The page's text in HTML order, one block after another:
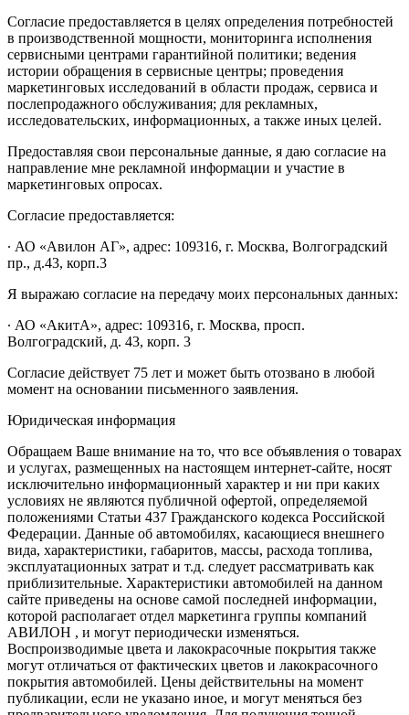
Согласие предоставляется в целях определения потребностей
в производственной мощности, мониторинга исполнения
сервисными центрами гарантийной политики; ведения
истории обращения в сервисные центры; проведения
маркетинговых исследований в области продаж, сервиса и
послепродажного обслуживания; для рекламных,
исследовательских, информационных, а также иных целей.
Предоставляя свои персональные данные, я даю согласие на
направление мне рекламной информации и участие в
маркетинговых опросах.
Согласие предоставляется:
∙ АО «Авилон АГ», адрес: 109316, г. Москва, Волгоградский
пр., д.43, корп.3
Я выражаю согласие на передачу моих персональных данных:
∙ АО «АкитА», адрес: 109316, г. Москва, просп.
Волгоградский, д. 43, корп. 3
Согласие действует 75 лет и может быть отозвано в любой
момент на основании письменного заявления.
Юридическая информация
Обращаем Ваше внимание на то, что все объявления о товарах
и услугах, размещенных на настоящем интернет-сайте, носят
исключительно информационный характер и ни при каких
условиях не являются публичной офертой, определяемой
положениями Статьи 437 Гражданского кодекса Российской
Федерации. Данные об автомобилях, касающиеся внешнего
вида, характеристики, габаритов, массы, расхода топлива,
эксплуатационных затрат и т.д. следует рассматривать как
приблизительные. Характеристики автомобилей на данном
сайте приведены на основе самой последней информации,
которой располагает отдел маркетинга группы компаний
АВИЛОН , и могут периодически изменяться.
Воспроизводимые цвета и лакокрасочные покрытия также
могут отличаться от фактических цветов и лакокрасочного
покрытия автомобилей. Цены действительны на момент
публикации, если не указано иное, и могут меняться без